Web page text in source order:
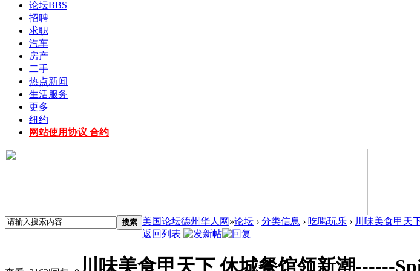
论坛BBS
招聘
求职
汽车
房产
二手
热点新闻
生活服务
更多
纽约
网站使用协议 合约
搜索 美国论坛德州华人网 »论坛 › 分类信息 › 吃喝玩乐 › 川味美食甲天
返回列表
川味美食甲天下 休城餐馆领新潮------